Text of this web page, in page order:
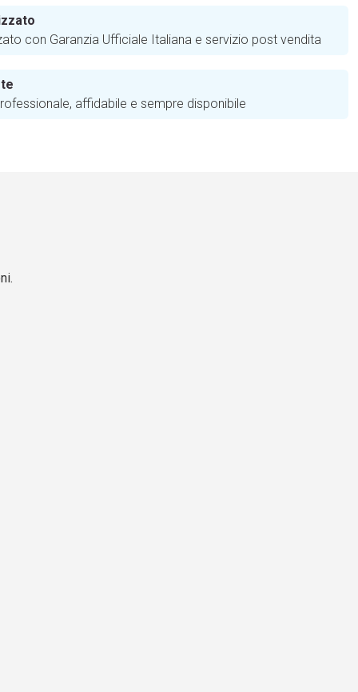
con Garanzia Ufficiale Italiana e servizio post vendita
affidabile e sempre disponibile